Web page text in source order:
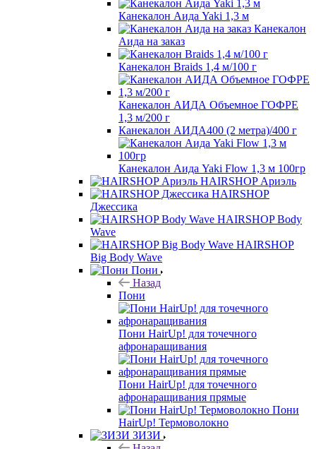
Канекалон Аида Yaki 1,3 м
Канекалон
Аида на заказ
Канекалон Braids 1,4 м/100 г
Канекалон АИДА Объемное ГОФРЕ
1,3 м/200 г
Канекалон АИДА400 (2 метра)/400 г
Канекалон Аида Yaki Flow 1,3 м 100гр
HAIRSHOP Ариэль
HAIRSHOP
Джессика
HAIRSHOP Body
Wave
HAIRSHOP
Big Body Wave
Пони
Назад
Пони
Пони HairUp! для точечного
афронаращивания
Пони HairUp! для точечного
афронаращивания прямые
Пони
HairUp! Термоволокно
ЗИЗИ